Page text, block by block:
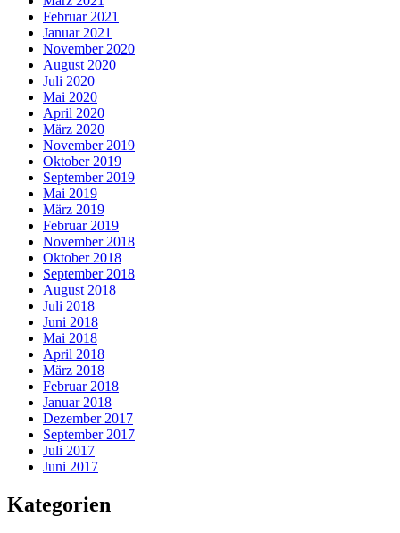
Februar 2021
Januar 2021
November 2020
August 2020
Juli 2020
Mai 2020
April 2020
März 2020
November 2019
Oktober 2019
September 2019
Mai 2019
März 2019
Februar 2019
November 2018
Oktober 2018
September 2018
August 2018
Juli 2018
Juni 2018
Mai 2018
April 2018
März 2018
Februar 2018
Januar 2018
Dezember 2017
September 2017
Juli 2017
Juni 2017
Kategorien